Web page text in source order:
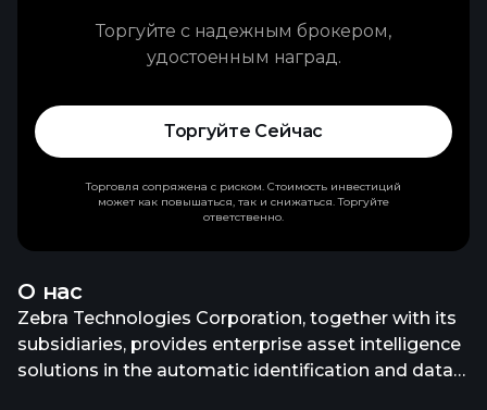
О нас
Zebra Technologies Corporation, together with its
subsidiaries, provides enterprise asset intelligence
solutions in the automatic identification and data
Торгуйте с надежным брокером,
удостоенным наград.
Торгуйте Сейчас
Торговля сопряжена с риском. Стоимость инвестиций
может как повышаться, так и снижаться. Торгуйте
ответственно.